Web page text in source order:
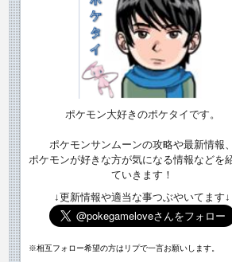
ポケモン大好きのポケタイです。
ポケモンサンムーンの攻略や最新情報、
ポケモンが好きな方が気になる情報などを
ていきます！
↓更新情報や適当な事つぶやいてます↓
※相互フォロー希望の方はリプで一言お願いします。